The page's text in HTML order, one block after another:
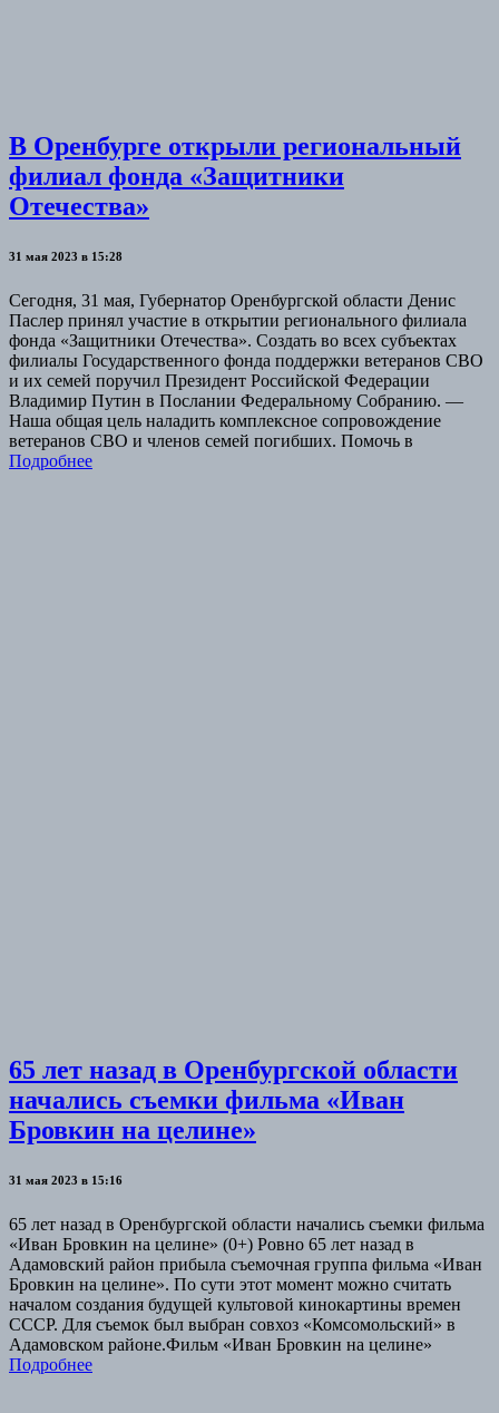
В Оренбурге открыли региональный
филиал фонда «Защитники
Отечества»
31 мая 2023 в 15:28
Сегодня, 31 мая, Губернатор Оренбургской области Денис
Паслер принял участие в открытии регионального филиала
фонда «Защитники Отечества». Создать во всех субъектах
филиалы Государственного фонда поддержки ветеранов СВО
и их семей поручил Президент Российской Федерации
Владимир Путин в Послании Федеральному Собранию. —
Наша общая цель наладить комплексное сопровождение
ветеранов СВО и членов семей погибших. Помочь в
Подробнее
65 лет назад в Оренбургской области
начались съемки фильма «Иван
Бровкин на целине»
31 мая 2023 в 15:16
65 лет назад в Оренбургской области начались съемки фильма
«Иван Бровкин на целине» (0+) Ровно 65 лет назад в
Адамовский район прибыла съемочная группа фильма «Иван
Бровкин на целине». По сути этот момент можно считать
началом создания будущей культовой кинокартины времен
СССР. Для съемок был выбран совхоз «Комсомольский» в
Адамовском районе.Фильм «Иван Бровкин на целине»
Подробнее